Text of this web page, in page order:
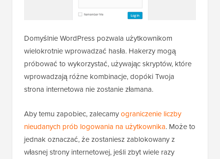
Domyślnie WordPress pozwala użytkownikom
wielokrotnie wprowadzać hasła. Hakerzy mogą
próbować to wykorzystać, używając skryptów, które
wprowadzają różne kombinacje, dopóki Twoja
strona internetowa nie zostanie złamana.
Aby temu zapobiec, zalecamyograniczenie liczby
nieudanych prób logowania na użytkownika. Może to
jednak oznaczać, że zostaniesz zablokowany z
własnej strony internetowej, jeśli zbyt wiele razy